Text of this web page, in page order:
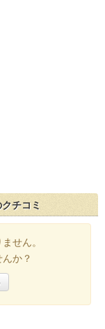
チコミ
せん。
か？